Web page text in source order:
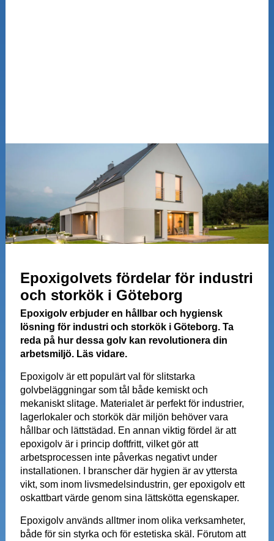
Epoxigolvets fördelar för industri
och storkök i Göteborg
Epoxigolv erbjuder en hållbar och hygiensk
lösning för industri och storkök i Göteborg. Ta
reda på hur dessa golv kan revolutionera din
arbetsmiljö. Läs vidare.
Epoxigolv är ett populärt val för slitstarka
golvbeläggningar som tål både kemiskt och
mekaniskt slitage. Materialet är perfekt för industrier,
lagerlokaler och storkök där miljön behöver vara
hållbar och lättstädad. En annan viktig fördel är att
epoxigolv är i princip doftfritt, vilket gör att
arbetsprocessen inte påverkas negativt under
installationen. I branscher där hygien är av yttersta
vikt, som inom livsmedelsindustrin, ger epoxigolv ett
oskattbart värde genom sina lättskötta egenskaper.
Epoxigolv används alltmer inom olika verksamheter,
både för sin styrka och för estetiska skäl. Förutom att